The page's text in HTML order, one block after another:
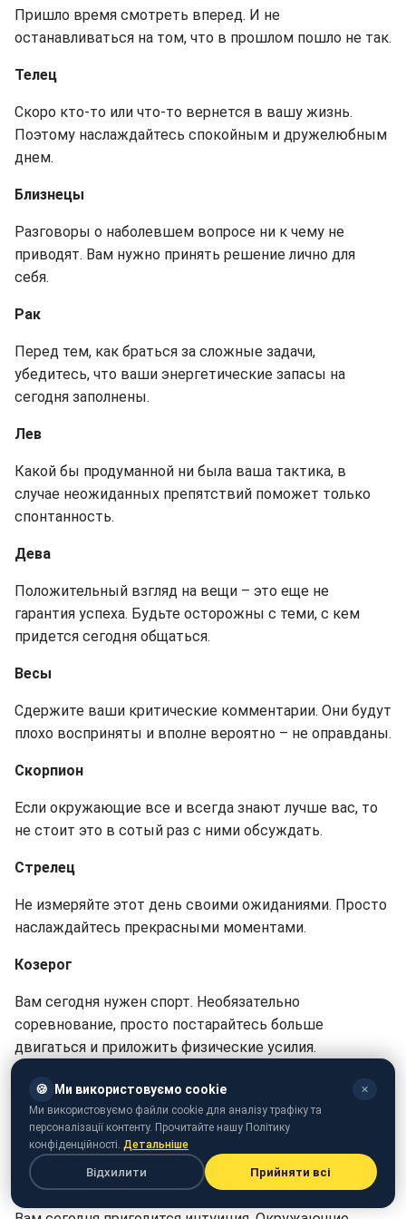
Пришло время смотреть вперед. И не
останавливаться на том, что в прошлом пошло не так.
Телец
Скоро кто-то или что-то вернется в вашу жизнь.
Поэтому наслаждайтесь спокойным и дружелюбным
днем.
Близнецы
Разговоры о наболевшем вопросе ни к чему не
приводят. Вам нужно принять решение лично для
себя.
Рак
Перед тем, как браться за сложные задачи,
убедитесь, что ваши энергетические запасы на
сегодня заполнены.
Лев
Какой бы продуманной ни была ваша тактика, в
случае неожиданных препятствий поможет только
спонтанность.
Дева
Положительный взгляд на вещи – это еще не
гарантия успеха. Будьте осторожны с теми, с кем
придется сегодня общаться.
Весы
Сдержите ваши критические комментарии. Они будут
плохо восприняты и вполне вероятно – не оправданы.
Скорпион
Если окружающие все и всегда знают лучше вас, то
не стоит это в сотый раз с ними обсуждать.
Стрелец
Не измеряйте этот день своими ожиданиями. Просто
наслаждайтесь прекрасными моментами.
Козерог
Вам сегодня нужен спорт. Необязательно
соревнование, просто постарайтесь больше
двигаться и приложить физические усилия.
Водолей
Не ждите, пока с вами начнут разговаривать.
Инициатива сегодня должна исходить от вас.
Рыбы
🍪 Ми використовуємо cookie ✕
Ми використовуємо файли cookie для аналізу трафіку та
персоналізації контенту. Прочитайте нашу Політику
конфіденційності. Детальніше
Відхилити Прийняти всі